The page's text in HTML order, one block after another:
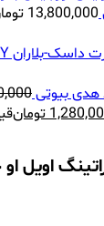
13,800,000
هدی بیوتی
تومان
اویل